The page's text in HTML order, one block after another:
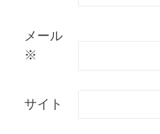
メール
※
サイト